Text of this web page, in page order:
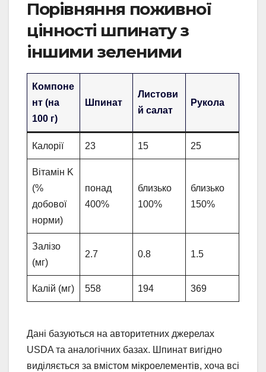
Порівняння поживної
цінності шпинату з
іншими зеленими
Компоне
нт (на
100 г)
Шпинат
Листови
й салат
Рукола
Калорії 23 15 25
Вітамін K
(%
добової
норми)
понад
400%
близько
100%
близько
150%
Залізо
(мг)
2.7 0.8 1.5
Калій (мг) 558 194 369
Дані базуються на авторитетних джерелах
USDA та аналогічних базах. Шпинат вигідно
виділяється за вмістом мікроелементів, хоча всі